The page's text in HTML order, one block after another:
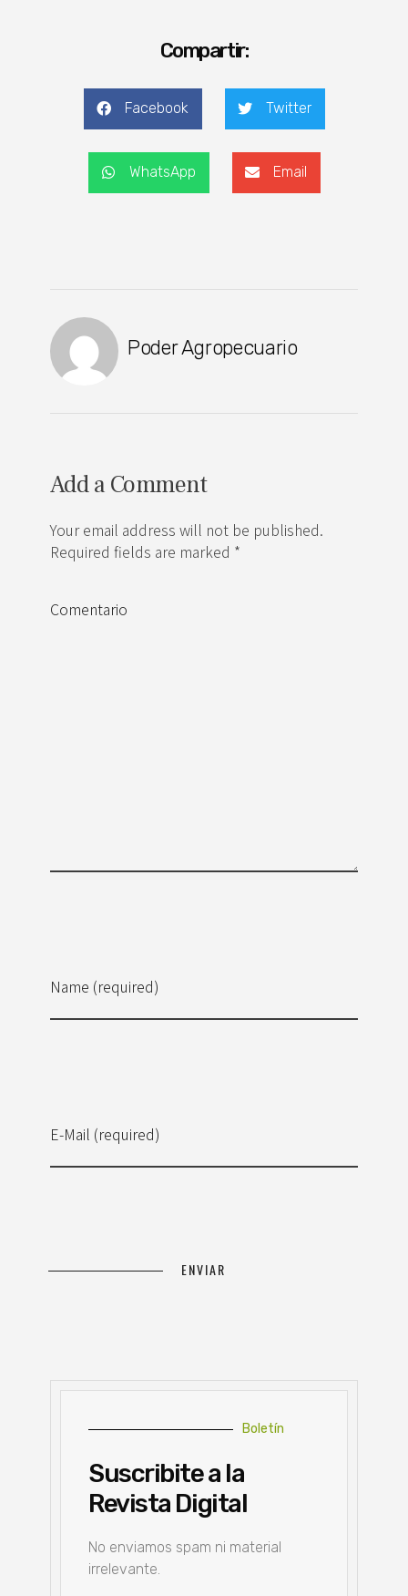
Compartir:
Facebook Twitter
WhatsApp Email
Poder Agropecuario
Add a Comment
Your email address will not be published.
Required fields are marked *
Name (required)
E-Mail (required)
Comentario
Boletín
Suscribite a la
Revista Digital
No enviamos spam ni material
irrelevante.